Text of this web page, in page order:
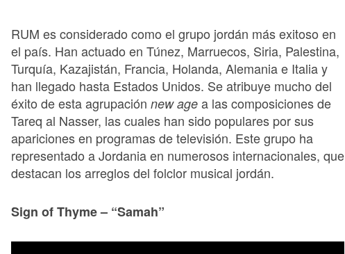
RUM es considerado como el grupo jordán más exitoso en
el país. Han actuado en Túnez, Marruecos, Siria, Palestina,
Turquía, Kazajistán, Francia, Holanda, Alemania e Italia y
han llegado hasta Estados Unidos. Se atribuye mucho del
éxito de esta agrupación new age a las composiciones de
Tareq al Nasser, las cuales han sido populares por sus
apariciones en programas de televisión. Este grupo ha
representado a Jordania en numerosos internacionales, que
destacan los arreglos del folclor musical jordán.
Sign of Thyme – “Samah”